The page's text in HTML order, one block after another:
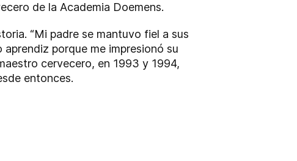
de la Academia Doemens.
“Mi padre se mantuvo fiel a sus
porque me impresionó su
cervecero, en 1993 y 1994,
entonces.